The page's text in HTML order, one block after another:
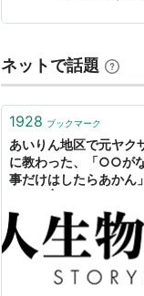
思い、女性の
ネットで話題
1928 ブックマーク
あいりん地区で元ヤク
に教わった、「○○が
事だけはしたらあかん
ーリーズ）